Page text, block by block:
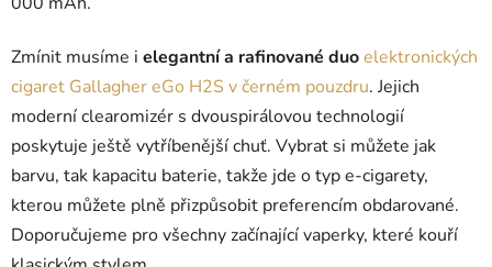
Zmínit musíme i elegantní a rafinované duoelektronických
cigaret Gallagher eGo H2S v černém pouzdru. Jejich
moderní clearomizér s dvouspirálovou technologií
poskytuje ještě vytříbenější chuť. Vybrat si můžete jak
barvu, tak kapacitu baterie, takže jde o typ e-cigarety,
kterou můžete plně přizpůsobit preferencím obdarované.
Doporučujeme pro všechny začínající vaperky, které kouří